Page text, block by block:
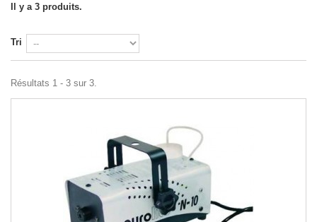
Il y a 3 produits.
Tri
Résultats 1 - 3 sur 3.